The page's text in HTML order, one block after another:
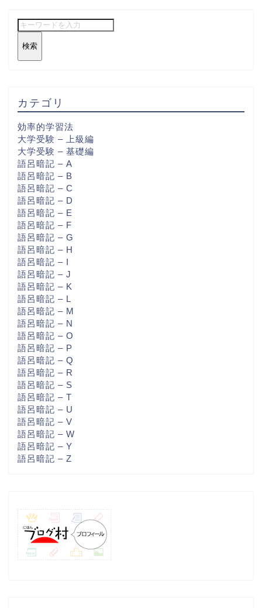
検索
カテゴリ
効率的学習法
大学受験 – 上級編
大学受験 – 基礎編
語呂暗記 – A
語呂暗記 – B
語呂暗記 – C
語呂暗記 – D
語呂暗記 – E
語呂暗記 – F
語呂暗記 – G
語呂暗記 – H
語呂暗記 – I
語呂暗記 – J
語呂暗記 – K
語呂暗記 – L
語呂暗記 – M
語呂暗記 – N
語呂暗記 – O
語呂暗記 – P
語呂暗記 – Q
語呂暗記 – R
語呂暗記 – S
語呂暗記 – T
語呂暗記 – U
語呂暗記 – V
語呂暗記 – W
語呂暗記 – Y
語呂暗記 – Z